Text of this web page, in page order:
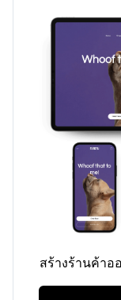
สร้างร้านค้าอ